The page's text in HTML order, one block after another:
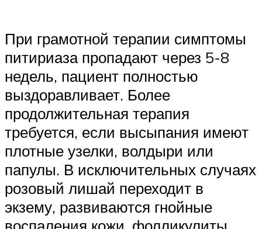
При грамотной терапии симптомы
питириаза пропадают через 5-8
недель, пациент полностью
выздоравливает. Более
продолжительная терапия
требуется, если высыпания имеют
плотные узелки, волдыри или
папулы. В исключительных случаях
розовый лишай переходит в
экзему, развиваются гнойные